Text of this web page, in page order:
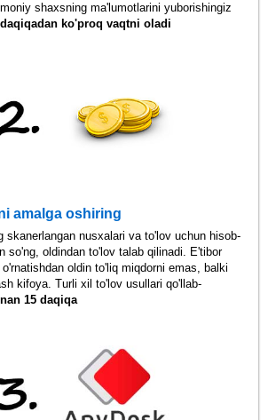
shaxsning ma'lumotlarini yuborishingiz
ko'proq vaqtni oladi
amalga oshiring
skanerlangan nusxalari va to'lov uchun hisob-
so'ng, oldindan to'lov talab qilinadi. E'tibor
oldin to'liq miqdorni emas, balki
kifoya. Turli xil to'lov usullari qo'llab-
15 daqiqa